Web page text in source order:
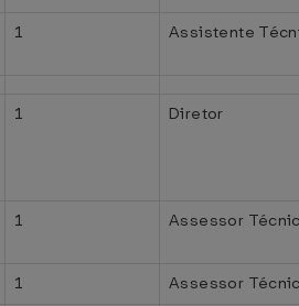
1 Assistente
1 Diretor
1 Assessor
1
Assessor